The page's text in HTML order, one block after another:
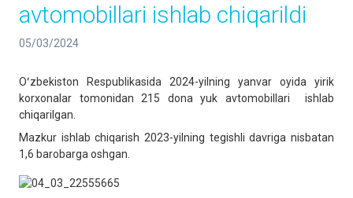
avtomobillari ishlab chiqarildi
05/03/2024
Oʻzbekiston Respublikasida 2024-yilning yanvar oyida yirik
korxonalar tomonidan 215 dona yuk avtomobillari ishlab
chiqarilgan.
Mazkur ishlab chiqarish 2023-yilning tegishli davriga nisbatan
1,6 barobarga oshgan.